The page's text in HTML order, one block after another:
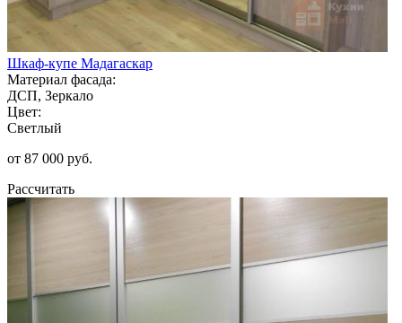
Шкаф-купе Мадагаскар
Материал фасада:
ДСП, Зеркало
Цвет:
Светлый
от 87 000 руб.
Рассчитать